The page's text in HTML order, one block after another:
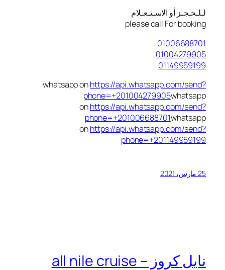
لـلـحـجـز أو الاسـتـعـلام
please call For booking
01006688701
01004279905
01149959199
whatsapp onhttps://api.whatsapp.com/send?
phone=+201004279905whatsapp
onhttps://api.whatsapp.com/send?
phone=+201006688701whatsapp
onhttps://api.whatsapp.com/send?
phone=+201149959199
25 مارس، 2021
نايل كروز – all nile cruise